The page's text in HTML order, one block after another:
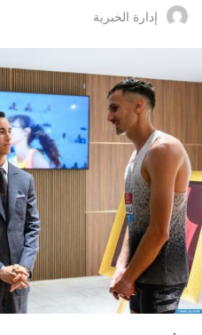
إدارة الخبرية